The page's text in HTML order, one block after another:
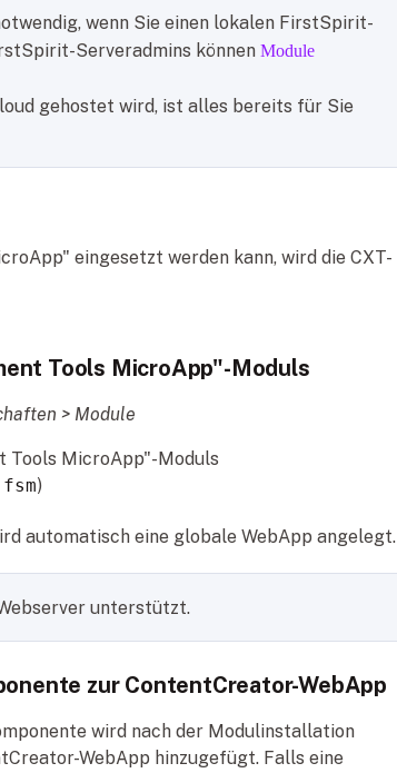
wenn Sie einen lokalen FirstSpirit-
Serveradmins können Module
gehostet wird, ist alles bereits für Sie
eingesetzt werden kann, wird die CXT-
Tools MicroApp"-Moduls
> Module
Tools MicroApp"-Moduls
)
automatisch eine globale WebApp angelegt.
unterstützt.
zur ContentCreator-WebApp
wird nach der Modulinstallation
WebApp hinzugefügt. Falls eine